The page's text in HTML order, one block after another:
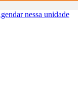
nessa unidade